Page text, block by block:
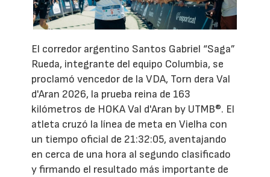
El corredor argentino Santos Gabriel “Saga”
Rueda, integrante del equipo Columbia, se
proclamó vencedor de la VDA, Torn dera Val
d'Aran 2026, la prueba reina de 163
kilómetros de HOKA Val d'Aran by UTMB®. El
atleta cruzó la línea de meta en Vielha con
un tiempo oficial de 21:32:05, aventajando
en cerca de una hora al segundo clasificado
y firmando el resultado más importante de